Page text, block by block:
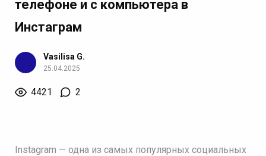
телефоне и с компьютера в
Инстаграм
Vasilisa G.
25.04.2025
4421 2
Instagram — одна из самых популярных социальных